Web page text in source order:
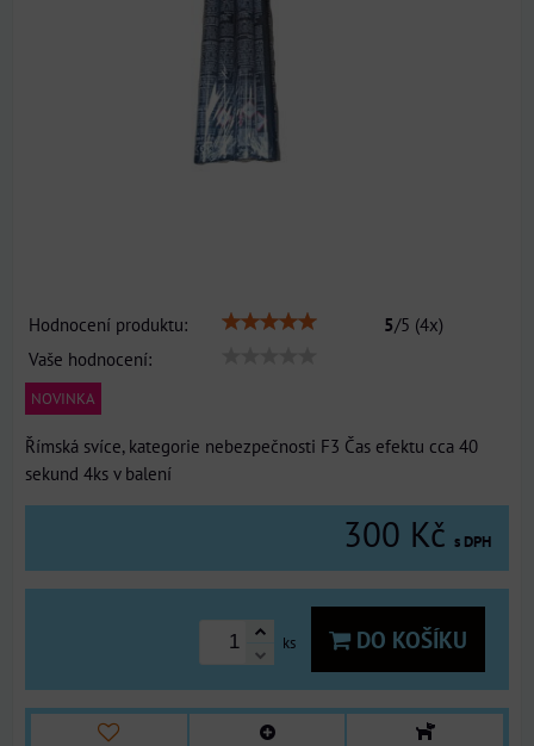
Hodnocení produktu: 5/5 (4x)
Vaše hodnocení:
NOVINKA
Římská svíce, kategorie nebezpečnosti F3 Čas efektu cca 40
sekund 4ks v balení
300 Kč s DPH
ks DO KOŠÍKU